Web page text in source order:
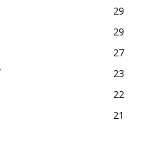
29
29
27
23
22
21